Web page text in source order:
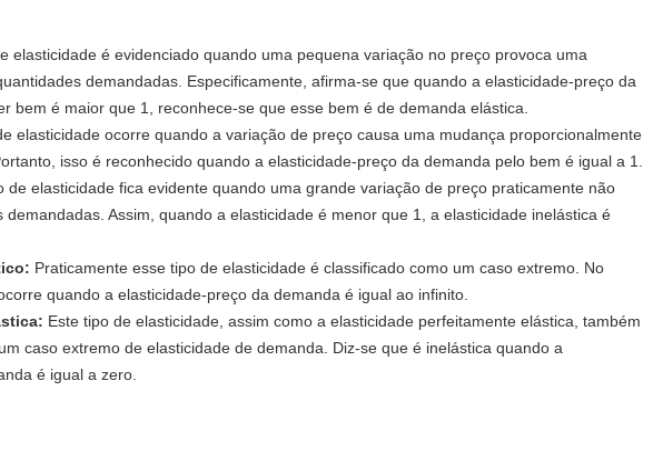
elasticidade é evidenciado quando uma pequena variação no preço provoca uma
demandadas. Especificamente, afirma-se que quando a elasticidade-preço da
bem é maior que 1, reconhece-se que esse bem é de demanda elástica.
elasticidade ocorre quando a variação de preço causa uma mudança proporcionalmente
isso é reconhecido quando a elasticidade-preço da demanda pelo bem é igual a 1.
de elasticidade fica evidente quando uma grande variação de preço praticamente não
demandadas. Assim, quando a elasticidade é menor que 1, a elasticidade inelástica é
Praticamente esse tipo de elasticidade é classificado como um caso extremo. No
quando a elasticidade-preço da demanda é igual ao infinito.
Este tipo de elasticidade, assim como a elasticidade perfeitamente elástica, também
caso extremo de elasticidade de demanda. Diz-se que é inelástica quando a
é igual a zero.